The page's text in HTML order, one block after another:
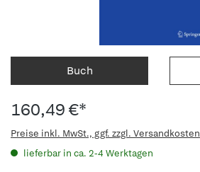
Buch
160,49 €*
Preise inkl. MwSt., ggf. zzgl. Versandkosten
lieferbar in ca. 2-4 Werktagen